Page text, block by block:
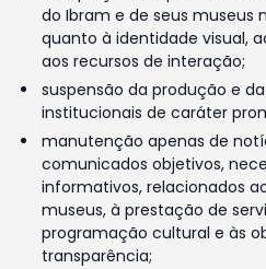
do Ibram e de seus museus
quanto à identidade visual,
aos recursos de interação;
suspensão da produção e
institucionais de caráter
manutenção apenas de
comunicados objetivos,
informativos, relacionados
museus, à prestação de
programação cultural e às
transparência;